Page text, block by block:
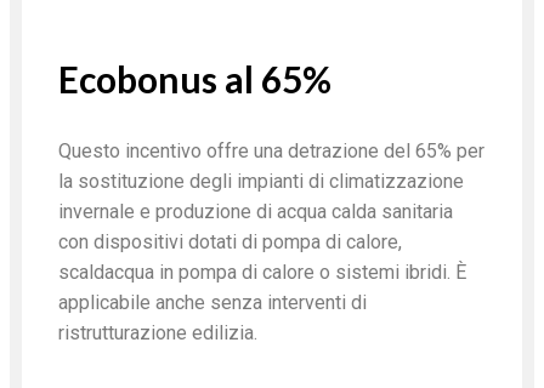
Ecobonus al 65%
Questo incentivo offre una detrazione del 65% per
la sostituzione degli impianti di climatizzazione
invernale e produzione di acqua calda sanitaria
con dispositivi dotati di pompa di calore,
scaldacqua in pompa di calore o sistemi ibridi. È
applicabile anche senza interventi di
ristrutturazione edilizia.